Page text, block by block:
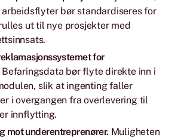
bør standardiseres for
ut til nye prosjekter med
for
Befaringsdata bør flyte direkte inn i
slik at ingenting faller
i overgangen fra overlevering til
innflytting.
mot underentreprenører. Muligheten